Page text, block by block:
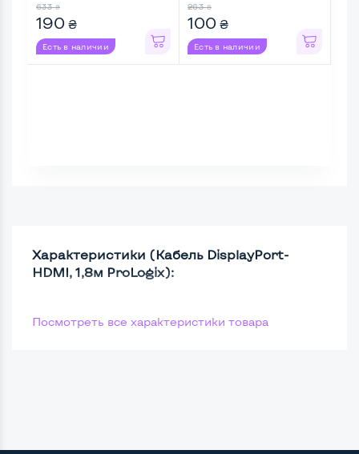
633 ₴
190 ₴
Есть в наличии
263 ₴
100 ₴
Есть в наличии
Характеристики (Кабель DisplayPort-
HDMI, 1,8м ProLogix):
Посмотреть все характеристики товара